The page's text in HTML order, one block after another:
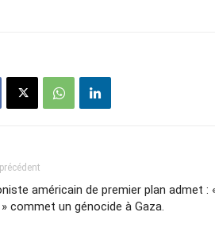
américain de premier plan admet :
commet un génocide à Gaza.